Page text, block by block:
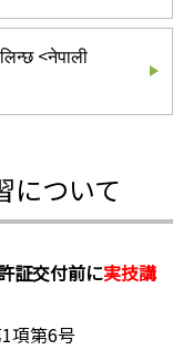
<नेपाली
について
証交付前に実技講
項第6号